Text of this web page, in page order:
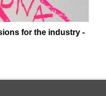
for the industry -